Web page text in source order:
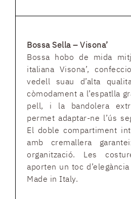
Bossa Sella – Visona’
Bossa hobo de mida
italiana Visona’,
vedell suau d’alta
còmodament a l’espatlla
pell, i la bandolera
permet adaptar-ne l’ús
El doble compartiment
amb cremallera
organització. Les
aporten un toc
Made in Italy.